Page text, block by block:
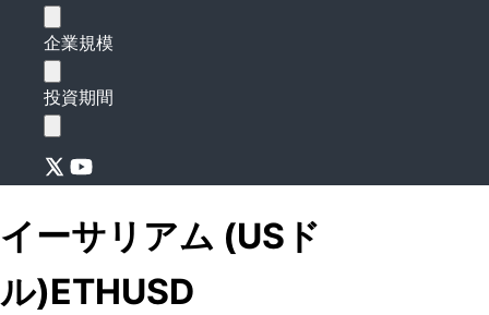
企業規模
投資期間
イーサリアム (USド
ル)ETHUSD